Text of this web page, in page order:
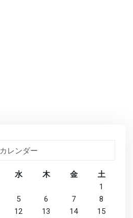
カレンダー
水 木 金 土
1
5 6 7
8
12 13 14
15